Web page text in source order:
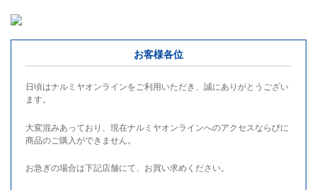
お客様各位
日頃はナルミヤオンラインをご利用いただき、誠にありがとうござい
ます。
大変混みあっており、現在ナルミヤオンラインへのアクセスならびに
商品のご購入ができません。
お急ぎの場合は下記店舗にて、お買い求めください。